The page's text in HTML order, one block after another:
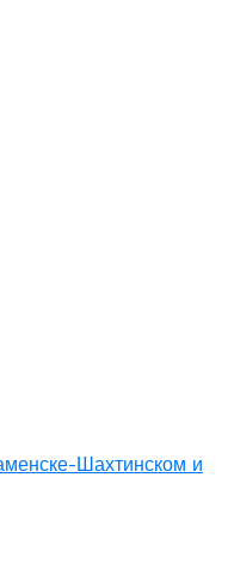
Шахтинском и